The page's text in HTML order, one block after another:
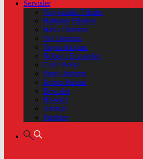
Servisler
Vizyondaki Filmler
Haftanin Filmleri
Hava Durumu
Yol Durumu
Yayın Akışları
Nöbetçi Eczaneler
Canlı Borsa
Puan Durumu
Kripto Paralar
Dövizler
Hisseler
Altınlar
Pariteler